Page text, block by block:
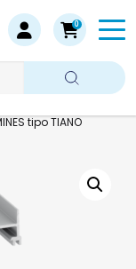
0
tipo TIANO